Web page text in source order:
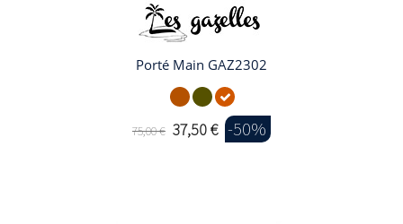
Porté Main GAZ2302
75,00 € 37,50 € -50%